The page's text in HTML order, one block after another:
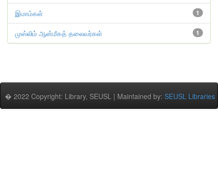
1
இமாம்கள்
1
முஸ்லிம் ஆன்மீகத் தலைவர்கள்
� 2022 Copyright: Library, SEUSL | Maintained by: SEUSL Libraries